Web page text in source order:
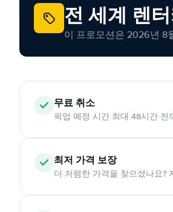
전 세계 렌
이 프로모션은 2026년 8
무료 취소
픽업 예정 시간 최대 48시간 전
최저 가격 보장
더 저렴한 가격을 찾으셨나요?